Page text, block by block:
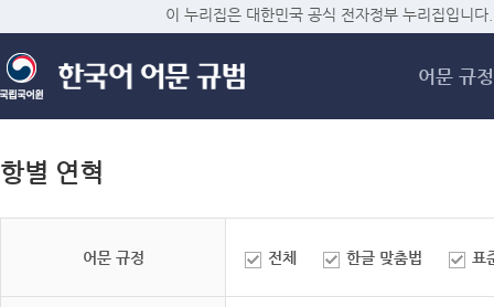
메
이 누리집은 대한민국 공식 전자정부 누리집입니다.
어문 규정
항별 연혁
어문 규정 전체 한글 맞춤법 표